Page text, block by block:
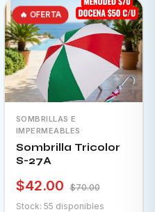
🔥 OFERTA
SOMBRILLAS E
IMPERMEABLES
Sombrilla Tricolor
S-27A
$42.00
$70.00
Stock: 55 disponibles